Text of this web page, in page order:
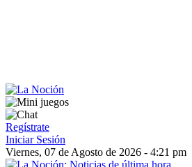
Regístrate
Iniciar Sesión
Viernes, 07 de Agosto de 2026 - 4:21 pm